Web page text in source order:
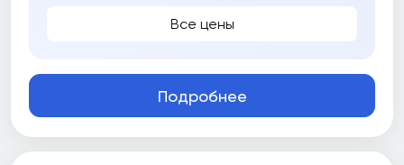
Все цены
Подробнее